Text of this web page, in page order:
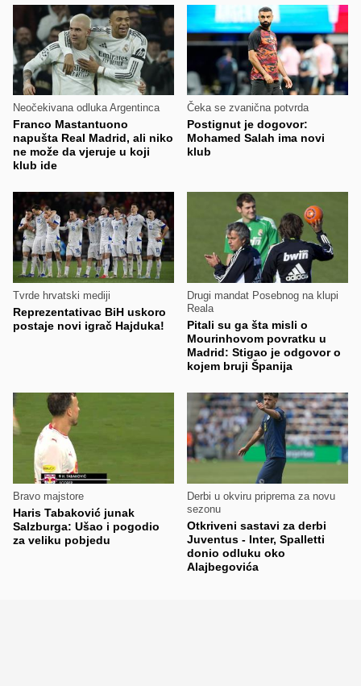
Neočekivana odluka Argentinca
Franco Mastantuono
napušta Real Madrid, ali niko
ne može da vjeruje u koji
klub ide
Čeka se zvanična potvrda
Postignut je dogovor:
Mohamed Salah ima novi
klub
Tvrde hrvatski mediji
Reprezentativac BiH uskoro
postaje novi igrač Hajduka!
Drugi mandat Posebnog na klupi
Reala
Pitali su ga šta misli o
Mourinhovom povratku u
Madrid: Stigao je odgovor o
kojem bruji Španija
Bravo majstore
Haris Tabaković junak
Salzburga: Ušao i pogodio
za veliku pobjedu
Derbi u okviru priprema za novu
sezonu
Otkriveni sastavi za derbi
Juventus - Inter, Spalletti
donio odluku oko
Alajbegovića